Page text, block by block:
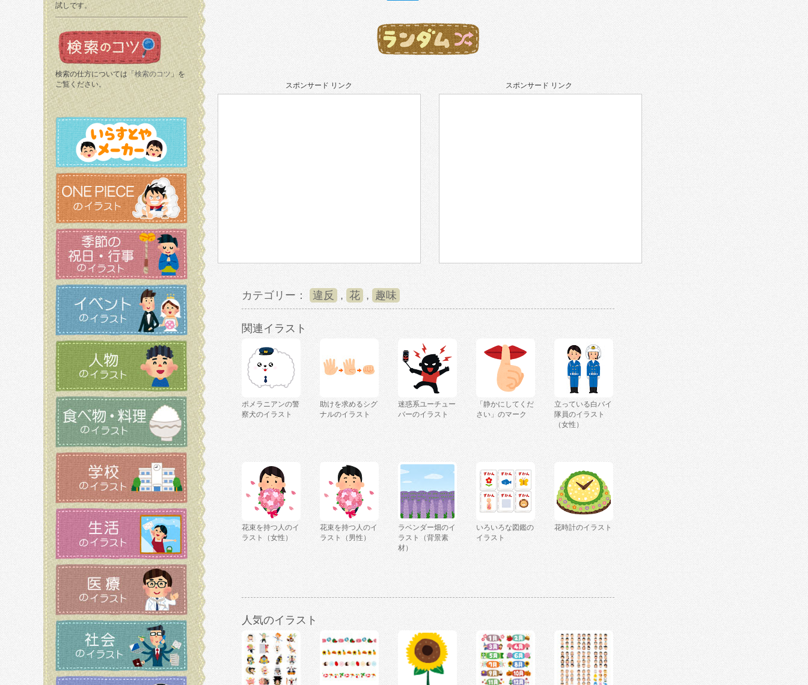
試しです。
検索の仕方については「 検索のコツ 」を
ご覧ください。
スポンサード リンク スポンサード リンク
カテゴリー： 違反 , 花 , 趣味
関連イラスト
ポメラニアンの警
察犬のイラスト
助けを求めるシグ
ナルのイラスト
迷惑系ユーチュー
バーのイラスト
「静かにしてくだ
さい」のマーク
立っている白バイ
隊員のイラスト
（女性）
花束を持つ人のイ
ラスト（女性）
花束を持つ人のイ
ラスト（男性）
ラベンダー畑のイ
ラスト（背景素
材）
いろいろな図鑑の
イラスト
花時計のイラスト
人気のイラスト